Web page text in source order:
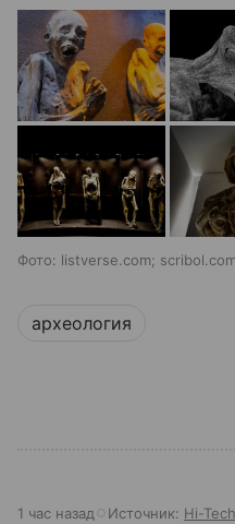
Фото: listverse.com; scribol.com
археология
1 час назад Источник: Hi-